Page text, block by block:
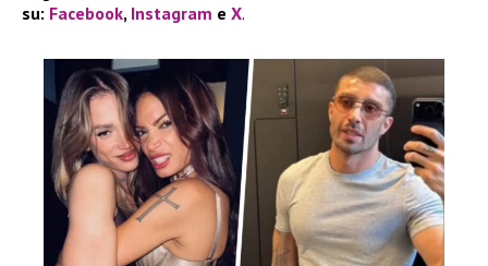
su: Facebook, Instagram e X.